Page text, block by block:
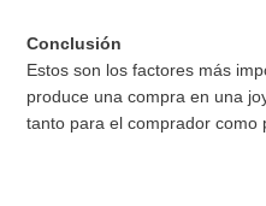
Conclusión
Estos son los factores más
produce una compra en una
tanto para el comprador como